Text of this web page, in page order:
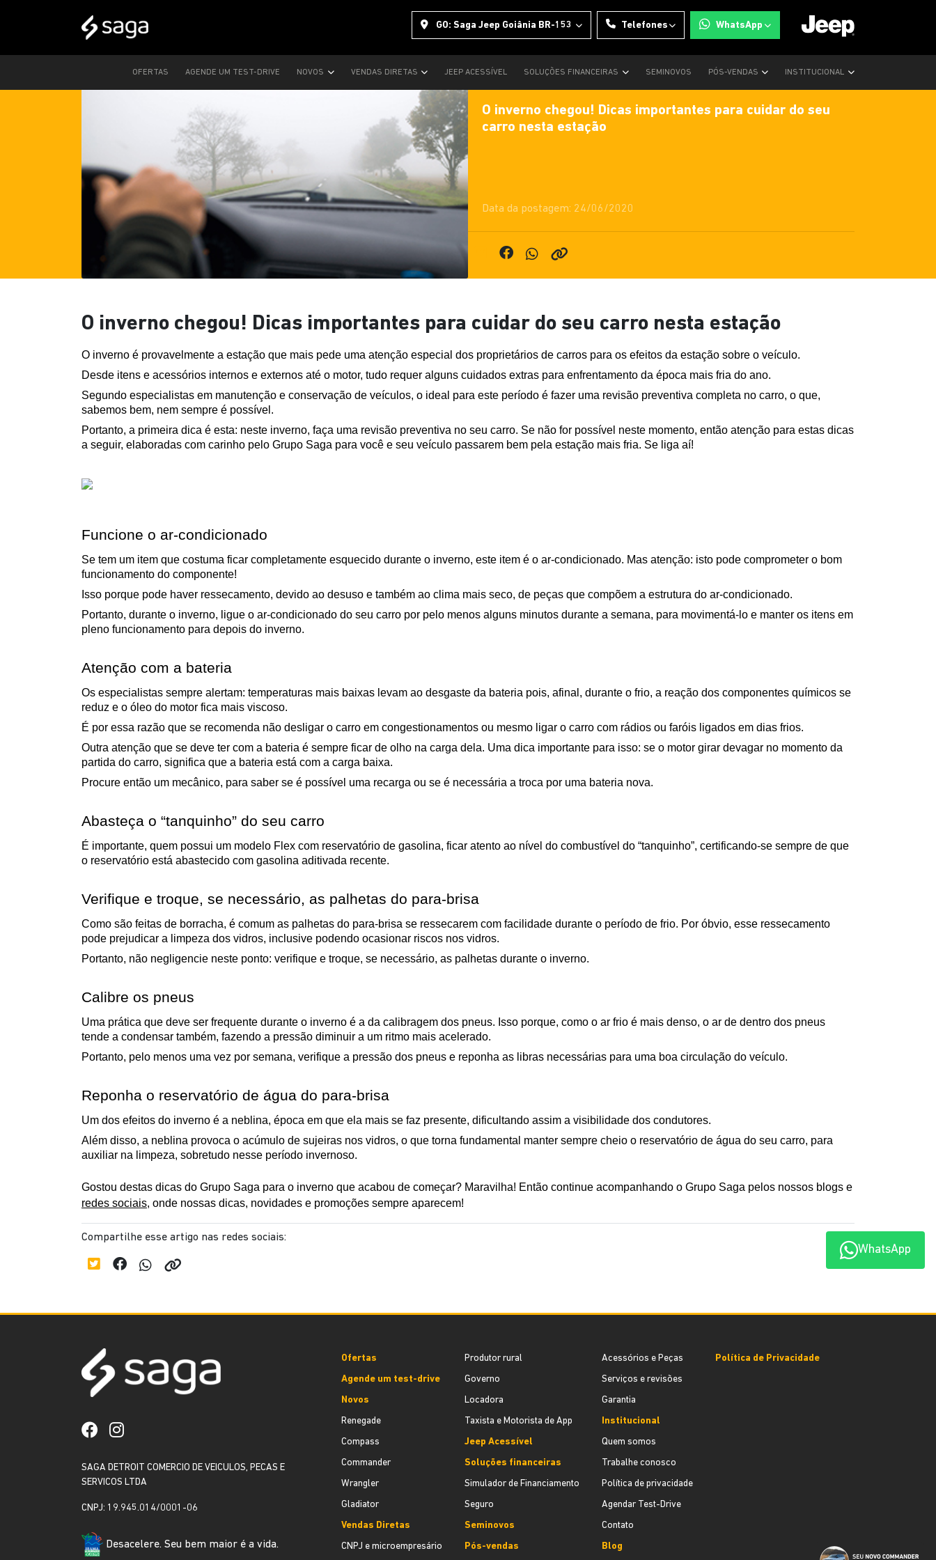
GO: Saga Jeep Goiânia BR-153 Telefones WhatsApp
OFERTAS AGENDE UM TEST-DRIVE NOVOS VENDAS DIRETAS JEEP ACESSÍVEL SOLUÇÕES FINANCEIRAS SEMINOVOS PÓS-VENDAS INSTITUCIONAL
O inverno chegou! Dicas importantes para cuidar do seu
carro nesta estação
Data da postagem: 24/06/2020
O inverno chegou! Dicas importantes para cuidar do seu carro nesta estação
O inverno é provavelmente a estação que mais pede uma atenção especial dos proprietários de carros para os efeitos da estação sobre o veículo.
Desde itens e acessórios internos e externos até o motor, tudo requer alguns cuidados extras para enfrentamento da época mais fria do ano.
Segundo especialistas em manutenção e conservação de veículos, o ideal para este período é fazer uma revisão preventiva completa no carro, o que,
sabemos bem, nem sempre é possível.
Portanto, a primeira dica é esta: neste inverno, faça uma revisão preventiva no seu carro. Se não for possível neste momento, então atenção para estas dicas
a seguir, elaboradas com carinho pelo Grupo Saga para você e seu veículo passarem bem pela estação mais fria. Se liga aí!
Funcione o ar-condicionado
Se tem um item que costuma ficar completamente esquecido durante o inverno, este item é o ar-condicionado. Mas atenção: isto pode comprometer o bom
funcionamento do componente!
Isso porque pode haver ressecamento, devido ao desuso e também ao clima mais seco, de peças que compõem a estrutura do ar-condicionado.
Portanto, durante o inverno, ligue o ar-condicionado do seu carro por pelo menos alguns minutos durante a semana, para movimentá-lo e manter os itens em
pleno funcionamento para depois do inverno.
Atenção com a bateria
Os especialistas sempre alertam: temperaturas mais baixas levam ao desgaste da bateria pois, afinal, durante o frio, a reação dos componentes químicos se
reduz e o óleo do motor fica mais viscoso.
É por essa razão que se recomenda não desligar o carro em congestionamentos ou mesmo ligar o carro com rádios ou faróis ligados em dias frios.
Outra atenção que se deve ter com a bateria é sempre ficar de olho na carga dela. Uma dica importante para isso: se o motor girar devagar no momento da
partida do carro, significa que a bateria está com a carga baixa.
Procure então um mecânico, para saber se é possível uma recarga ou se é necessária a troca por uma bateria nova.
Abasteça o “tanquinho” do seu carro
É importante, quem possui um modelo Flex com reservatório de gasolina, ficar atento ao nível do combustível do “tanquinho”, certificando-se sempre de que
o reservatório está abastecido com gasolina aditivada recente.
Verifique e troque, se necessário, as palhetas do para-brisa
Como são feitas de borracha, é comum as palhetas do para-brisa se ressecarem com facilidade durante o período de frio. Por óbvio, esse ressecamento
pode prejudicar a limpeza dos vidros, inclusive podendo ocasionar riscos nos vidros.
Portanto, não negligencie neste ponto: verifique e troque, se necessário, as palhetas durante o inverno.
Calibre os pneus
Uma prática que deve ser frequente durante o inverno é a da calibragem dos pneus. Isso porque, como o ar frio é mais denso, o ar de dentro dos pneus
tende a condensar também, fazendo a pressão diminuir a um ritmo mais acelerado.
Portanto, pelo menos uma vez por semana, verifique a pressão dos pneus e reponha as libras necessárias para uma boa circulação do veículo.
Reponha o reservatório de água do para-brisa
Um dos efeitos do inverno é a neblina, época em que ela mais se faz presente, dificultando assim a visibilidade dos condutores.
Além disso, a neblina provoca o acúmulo de sujeiras nos vidros, o que torna fundamental manter sempre cheio o reservatório de água do seu carro, para
auxiliar na limpeza, sobretudo nesse período invernoso.
redes sociais, onde nossas dicas, novidades e promoções sempre aparecem!
Compartilhe esse artigo nas redes sociais:
WhatsApp
SAGA DETROIT COMERCIO DE VEICULOS, PECAS E
SERVICOS LTDA
CNPJ: 19.945.014/0001-06
Desacelere. Seu bem maior é a vida.
Ofertas
Agende um test-drive
Novos
Renegade
Compass
Commander
Wrangler
Gladiator
Vendas Diretas
CNPJ e microempresário
Produtor rural
Governo
Locadora
Taxista e Motorista de App
Jeep Acessível
Soluções financeiras
Simulador de Financiamento
Seguro
Seminovos
Pós-vendas
Acessórios e Peças
Serviços e revisões
Garantia
Institucional
Quem somos
Trabalhe conosco
Política de privacidade
Agendar Test-Drive
Contato
Blog
Política de Privacidade